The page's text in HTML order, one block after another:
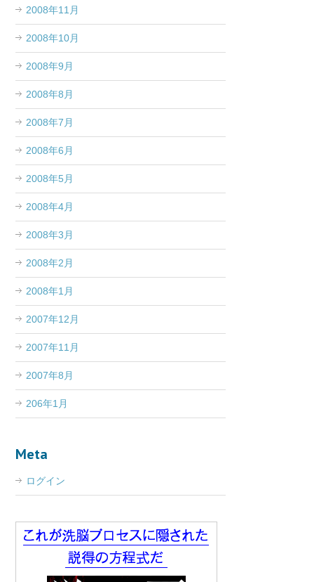
2008年11月
2008年10月
2008年9月
2008年8月
2008年7月
2008年6月
2008年5月
2008年4月
2008年3月
2008年2月
2008年1月
2007年12月
2007年11月
2007年8月
206年1月
Meta
ログイン